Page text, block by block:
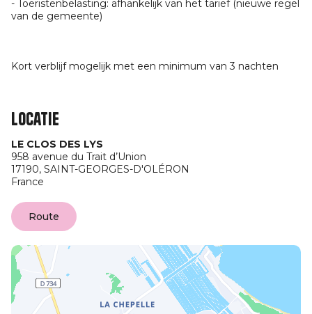
- Toeristenbelasting: afhankelijk van het tarief (nieuwe regel
van de gemeente)
Kort verblijf mogelijk met een minimum van 3 nachten
Locatie
LE CLOS DES LYS
958 avenue du Trait d’Union
17190, SAINT-GEORGES-D'OLÉRON
France
Route